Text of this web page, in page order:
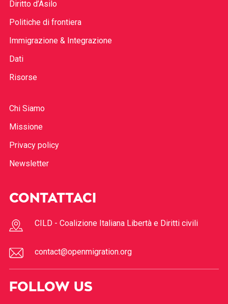
Diritto d’Asilo
Politiche di frontiera
Immigrazione & Integrazione
Dati
Risorse
Chi Siamo
Missione
Privacy policy
Newsletter
CONTATTACI
CILD - Coalizione Italiana Libertà e Diritti civili
contact@openmigration.org
FOLLOW US